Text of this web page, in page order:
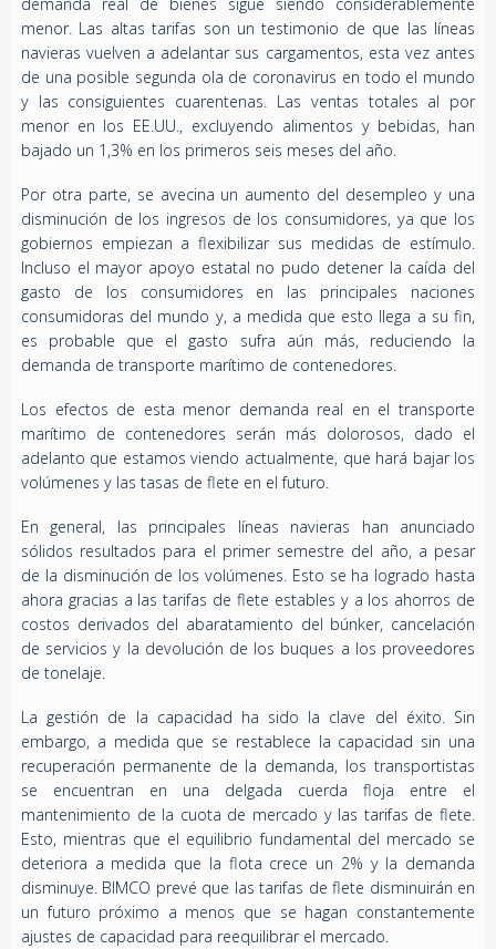
demanda real de bienes sigue siendo considerablemente
menor. Las altas tarifas son un testimonio de que las líneas
navieras vuelven a adelantar sus cargamentos, esta vez antes
de una posible segunda ola de coronavirus en todo el mundo
y las consiguientes cuarentenas. Las ventas totales al por
menor en los EE.UU., excluyendo alimentos y bebidas, han
bajado un 1,3% en los primeros seis meses del año.
Por otra parte, se avecina un aumento del desempleo y una
disminución de los ingresos de los consumidores, ya que los
gobiernos empiezan a flexibilizar sus medidas de estímulo.
Incluso el mayor apoyo estatal no pudo detener la caída del
gasto de los consumidores en las principales naciones
consumidoras del mundo y, a medida que esto llega a su fin,
es probable que el gasto sufra aún más, reduciendo la
demanda de transporte marítimo de contenedores.
Los efectos de esta menor demanda real en el transporte
marítimo de contenedores serán más dolorosos, dado el
adelanto que estamos viendo actualmente, que hará bajar los
volúmenes y las tasas de flete en el futuro.
En general, las principales líneas navieras han anunciado
sólidos resultados para el primer semestre del año, a pesar
de la disminución de los volúmenes. Esto se ha logrado hasta
ahora gracias a las tarifas de flete estables y a los ahorros de
costos derivados del abaratamiento del búnker, cancelación
de servicios y la devolución de los buques a los proveedores
de tonelaje.
La gestión de la capacidad ha sido la clave del éxito. Sin
embargo, a medida que se restablece la capacidad sin una
recuperación permanente de la demanda, los transportistas
se encuentran en una delgada cuerda floja entre el
mantenimiento de la cuota de mercado y las tarifas de flete.
Esto, mientras que el equilibrio fundamental del mercado se
deteriora a medida que la flota crece un 2% y la demanda
disminuye. BIMCO prevé que las tarifas de flete disminuirán en
un futuro próximo a menos que se hagan constantemente
ajustes de capacidad para reequilibrar el mercado.